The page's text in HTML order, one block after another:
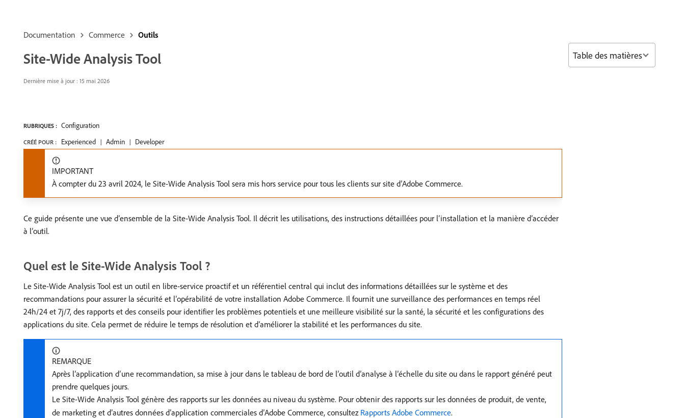
Documentation Commerce Outils
Site-Wide Analysis Tool
Dernière mise à jour : 15 mai 2026
RUBRIQUES : Configuration
CRÉÉ POUR : Experienced Admin Developer
IMPORTANT
À compter du 23 avril 2024, le Site-Wide Analysis Tool sera mis hors service pour tous les clients sur site d’Adobe Commerce.
Ce guide présente une vue d’ensemble de la Site-Wide Analysis Tool. Il décrit les utilisations, des instructions détaillées pour l’installation et la manière d’accéder
à l’outil.
Quel est le Site-Wide Analysis Tool ?
Le Site-Wide Analysis Tool est un outil en libre-service proactif et un référentiel central qui inclut des informations détaillées sur le système et des
recommandations pour assurer la sécurité et l’opérabilité de votre installation Adobe Commerce. Il fournit une surveillance des performances en temps réel
24h/24 et 7j/7, des rapports et des conseils pour identifier les problèmes potentiels et une meilleure visibilité sur la santé, la sécurité et les configurations des
applications du site. Cela permet de réduire le temps de résolution et d’améliorer la stabilité et les performances du site.
REMARQUE
Après l’application d’une recommandation, sa mise à jour dans le tableau de bord de l’outil d’analyse à l’échelle du site ou dans le rapport généré peut
prendre quelques jours.
Le Site-Wide Analysis Tool génère des rapports sur les données au niveau du système. Pour obtenir des rapports sur les données de produit, de vente,
de marketing et d’autres données d’application commerciales d’Adobe Commerce, consultez Rapports Adobe Commerce.
Table des matières